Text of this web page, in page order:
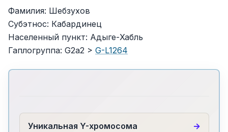
Фамилия: Шебзухов
Субэтнос: Кабардинец
Населенный пункт: Адыге-Хабль
Гаплогруппа: G2a2 > G-L1264
Уникальная Y-хромосома